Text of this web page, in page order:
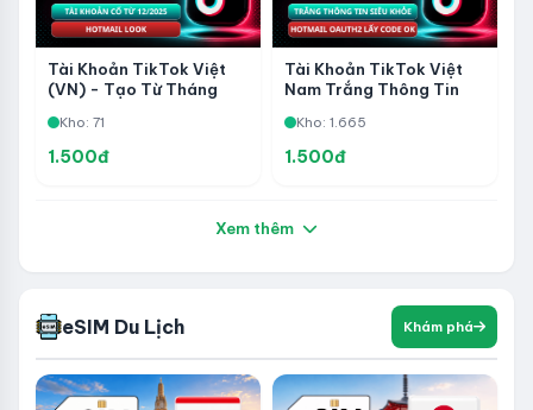
Tài Khoản TikTok Việt
(VN) - Tạo Từ Tháng
- Acc Cổ Ngon
Kho: 71
1.500đ
Tài Khoản TikTok Việt
Nam Trắng Thông Tin
Trust OAuth2 Live Login
Được - Lấy Code Được
Kho: 1.665
1.500đ
Xem thêm
eSIM Du Lịch Khám phá